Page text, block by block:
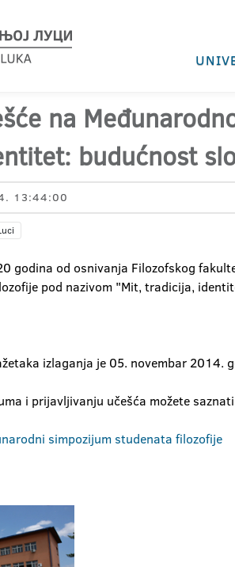
na
budućnost
13:44:00
godina od osnivanja Filozofskog
pod nazivom "Mit, tradicija,
izlaganja je 05. novembar 2014.
i prijavljivanju učešća možete
simpozijum studenata filozofije